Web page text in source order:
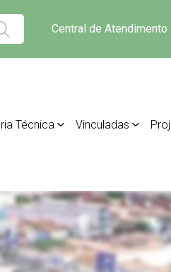
Central de Atendimento
Técnica Vinculadas